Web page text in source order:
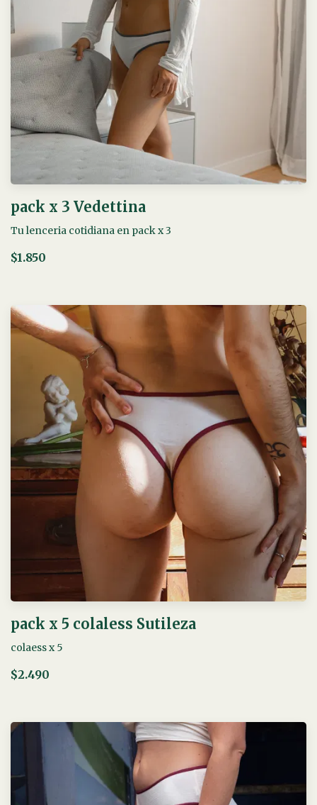
pack x 3 Vedettina
Tu lenceria cotidiana en pack x 3
$1.850
pack x 5 colaless Sutileza
colaess x 5
$2.490